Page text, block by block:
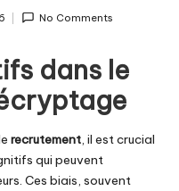
No Comments
dans le
recrutement , il est crucial
qui peuvent
Ces biais, souvent